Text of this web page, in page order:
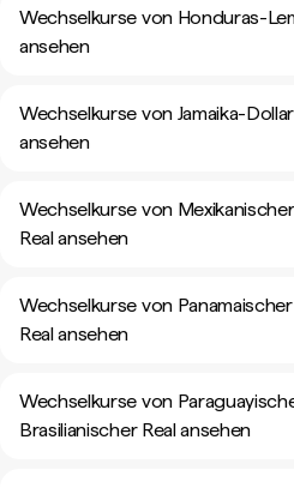
Wechselkurse von Honduras-
ansehen
Wechselkurse von Jamaika-
ansehen
Wechselkurse von
Real ansehen
Wechselkurse von
Real ansehen
Wechselkurse von
Brasilianischer Real ansehen